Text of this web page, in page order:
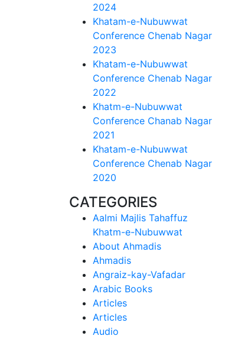
2024
Khatam-e-Nubuwwat
Conference Chenab Nagar
2023
Khatam-e-Nubuwwat
Conference Chenab Nagar
2022
Khatm-e-Nubuwwat
Conference Chanab Nagar
2021
Khatam-e-Nubuwwat
Conference Chenab Nagar
2020
CATEGORIES
Aalmi Majlis Tahaffuz
Khatm-e-Nubuwwat
About Ahmadis
Ahmadis
Angraiz-kay-Vafadar
Arabic Books
Articles
Articles
Audio